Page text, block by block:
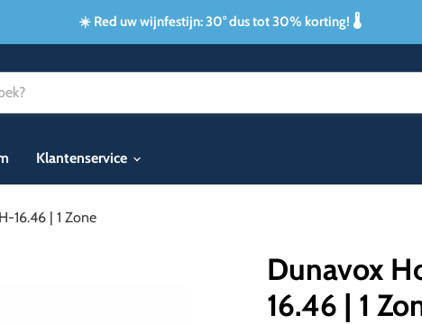
☀️ Red uw wijnfestijn: 30° dus tot 30% korting! 🌡️
Klantenservice
16.46 | 1 Zone
Dunavox
16.46 | 1